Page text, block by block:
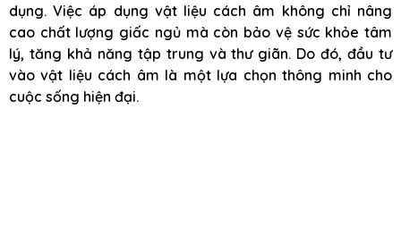
dụng. Việc áp dụng vật liệu cách âm không chỉ nâng
cao chất lượng giấc ngủ mà còn bảo vệ sức khỏe tâm
lý, tăng khả năng tập trung và thư giãn. Do đó, đầu tư
vào vật liệu cách âm là một lựa chọn thông minh cho
cuộc sống hiện đại.